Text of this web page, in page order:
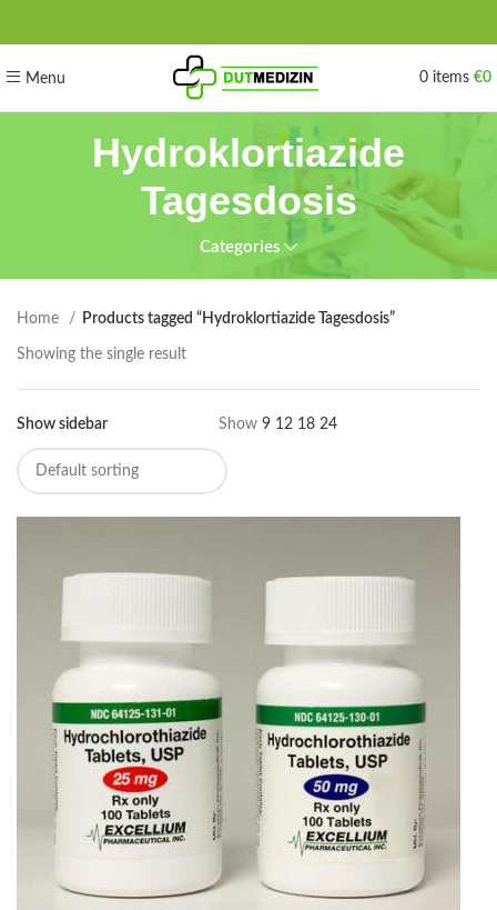
Menu 0 items €0
Hydroklortiazide
Tagesdosis
Categories
Home Products tagged “Hydroklortiazide Tagesdosis”
Showing the single result
Show sidebar Show 9 12 18 24